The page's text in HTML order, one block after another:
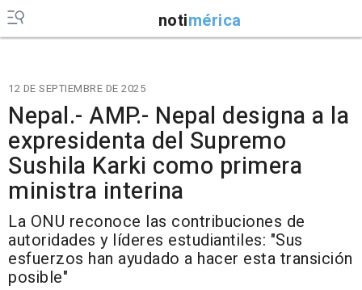
notimérica
12 DE SEPTIEMBRE DE 2025
Nepal.- AMP.- Nepal designa a la
expresidenta del Supremo
Sushila Karki como primera
ministra interina
La ONU reconoce las contribuciones de
autoridades y líderes estudiantiles: "Sus
esfuerzos han ayudado a hacer esta transición
posible"